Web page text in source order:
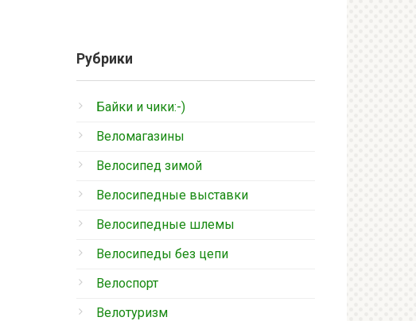
Рубрики
Байки и чики:-)
Веломагазины
Велосипед зимой
Велосипедные выставки
Велосипедные шлемы
Велосипеды без цепи
Велоспорт
Велотуризм